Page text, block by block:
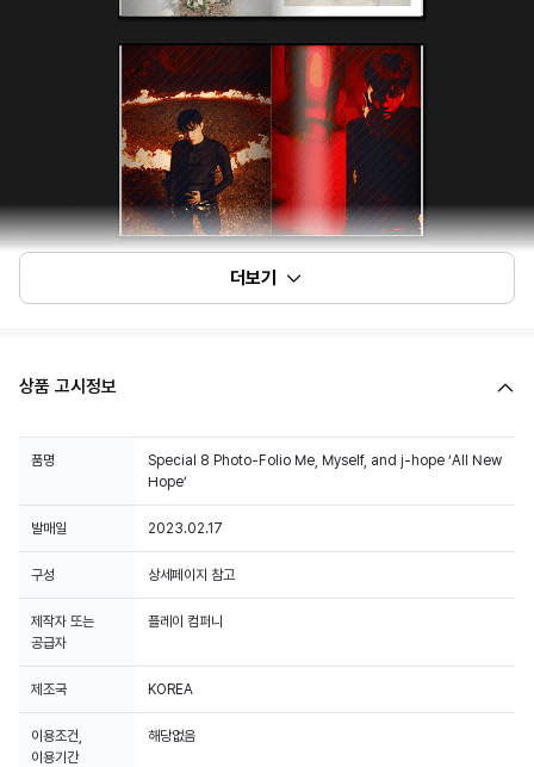
더보기
상품 고시정보
품명
Special 8 Photo-Folio Me, Myself, and j-hope ‘All New
Hope’
발매일 2023.02.17
구성 상세페이지 참고
제작자 또는
공급자
플레이 컴퍼니
제조국 KOREA
이용조건,
이용기간
해당없음